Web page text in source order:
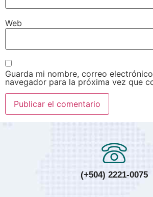
Web
Guarda mi nombre, correo
navegador para la próxima vez que
(+504) 2221-0075